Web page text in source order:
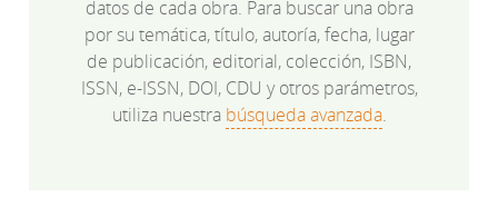
datos de cada obra. Para buscar una obra
por su temática, título, autoría, fecha, lugar
de publicación, editorial, colección, ISBN,
ISSN, e-ISSN, DOI, CDU y otros parámetros,
utiliza nuestra búsqueda avanzada.